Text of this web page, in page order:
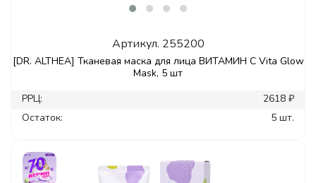
Артикул. 255200
[DR. ALTHEA] Тканевая маска для лица ВИТАМИН С Vita Glow
Mask, 5 шт
РРЦ:
2618 ₽
Остаток:
5 шт.